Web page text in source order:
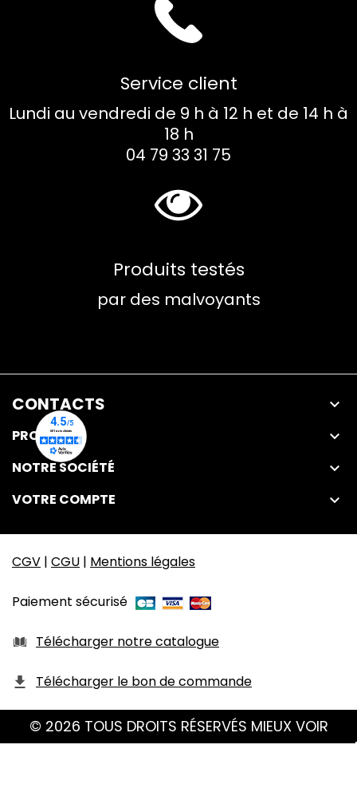
Service client
Lundi au vendredi de 9 h à 12 h et de 14 h à
18 h
04 79 33 31 75
Produits testés
par des malvoyants
CONTACTS 
PRODUITS 
NOTRE SOCIÉTÉ 
VOTRE COMPTE 
CGV | CGU | Mentions légales
Paiement sécurisé
Télécharger notre catalogue
Télécharger le bon de commande
© 2026 TOUS DROITS RÉSERVÉS MIEUX VOIR